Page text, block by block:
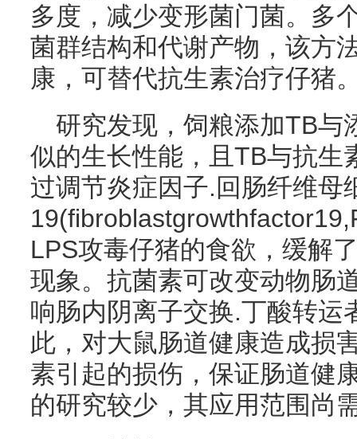
多度，减少变形菌门菌。多
菌群结构和代谢产物，该方
康，可替代抗生素治疗仔猪
研究发现，饲粮添加TB与
似的生长性能，且TB与抗生
过调节炎症因子.回肠纤维母
LPS攻毒仔猪的食欲，缓解
现象。抗菌素可改变动物肠
响肠内阴离子交换.丁酸转运
此，对大鼠肠道健康造成损
素引起的损伤，保证肠道健
的研究较少，其应用范围尚